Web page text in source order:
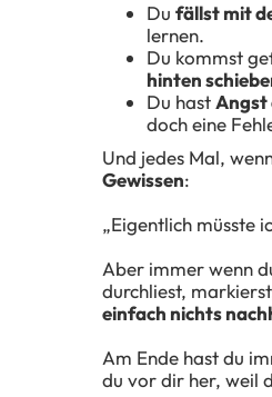
Du fällst mit
lernen.
Du kommst
hinten
Du hastAngst
doch eine
Und jedes Mal,
Gewissen:
„Eigentlich müsste
Aber immer wenn
durchliest,
einfach nichts
Am Ende hast du
du vor dir her, weil